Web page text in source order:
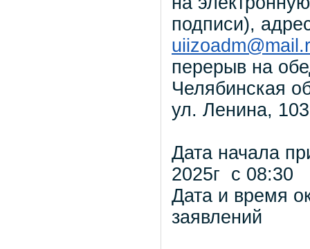
подписи),
перерыв на
Челябинская
ул. Ленина,
Дата
2025г с 08:30
Дата и время
заявлений